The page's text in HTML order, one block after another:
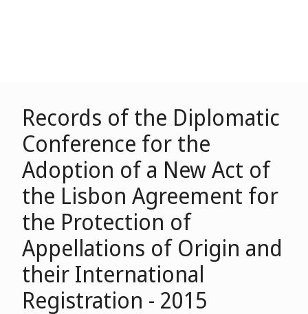
Records of the Diplomatic
Conference for the
Adoption of a New Act of
the Lisbon Agreement for
the Protection of
Appellations of Origin and
their International
Registration - 2015